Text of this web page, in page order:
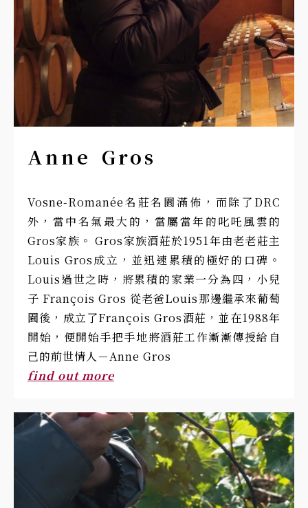
Anne Gros
Vosne-Romanée名莊名園滿佈，而除了DRC
外，當中名氣最大的，當屬當年的叱吒風雲的
Gros家族。 Gros家族酒莊於1951年由老老莊主
Louis Gros成立，並迅速累積的極好的口碑。
Louis過世之時，將累積的家業一分為四，小兒
子 François Gros 從老爸Louis那邊繼承來葡萄
園後，成立了François Gros酒莊，並在1988年
開始，便開始手把手地將酒莊工作漸漸傳授給自
己的前世情人－Anne Gros
find out more